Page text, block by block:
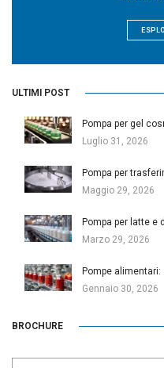
ULTIMI POST
Pompa per gel
Luglio 31, 2026
Pompa per
Maggio 29, 2026
Pompa per latte e
Marzo 29, 2026
Pompe
Gennaio 30, 2026
BROCHURE